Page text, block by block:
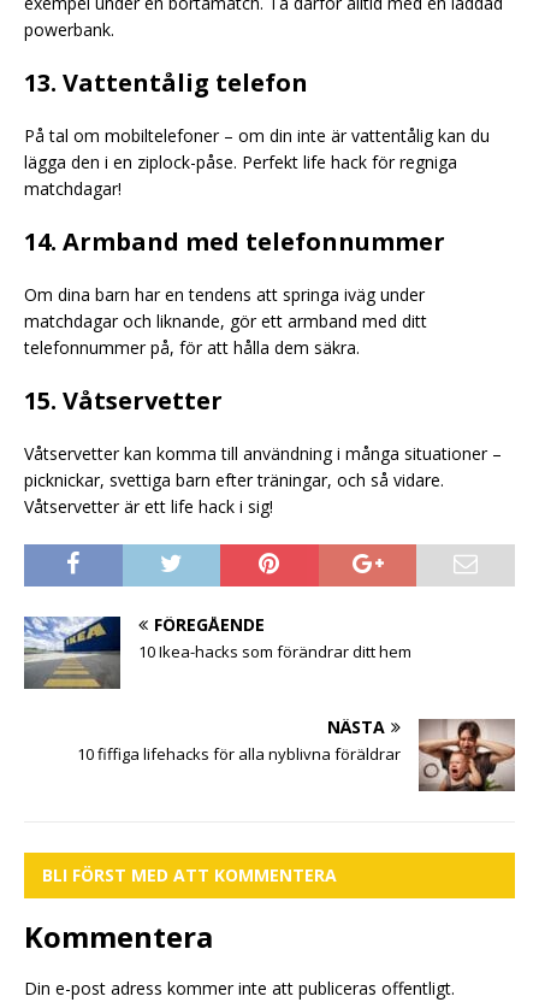
powerbank.
13. Vattentålig telefon
På tal om mobiltelefoner – om din inte är vattentålig kan du
lägga den i en ziplock-påse. Perfekt life hack för regniga
matchdagar!
14. Armband med telefonnummer
Om dina barn har en tendens att springa iväg under
matchdagar och liknande, gör ett armband med ditt
telefonnummer på, för att hålla dem säkra.
15. Våtservetter
Våtservetter kan komma till användning i många situationer –
picknickar, svettiga barn efter träningar, och så vidare.
Våtservetter är ett life hack i sig!
FÖREGÅENDE
10 Ikea-hacks som förändrar ditt hem
NÄSTA
10 fiffiga lifehacks för alla nyblivna föräldrar
BLI FÖRST MED ATT KOMMENTERA
Kommentera
Din e-post adress kommer inte att publiceras offentligt.